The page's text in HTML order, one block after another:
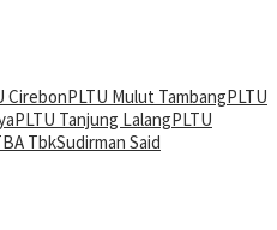
CirebonPLTU Mulut TambangPLTU
PLTU Tanjung LalangPLTU
TbkSudirman Said